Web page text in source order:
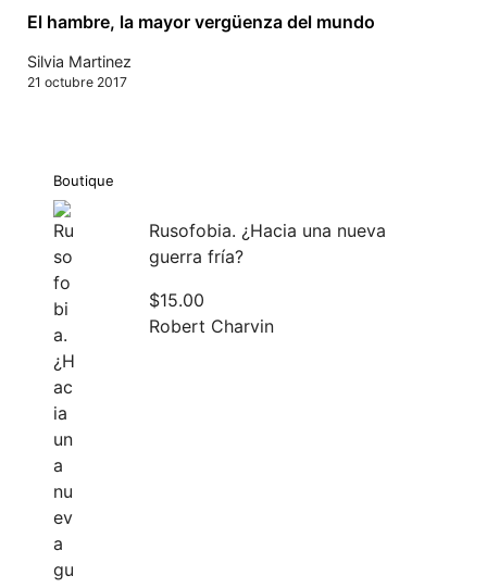
El hambre, la mayor vergüenza del mundo
Silvia Martinez
21 octubre 2017
Boutique
Rusofobia. ¿Hacia una nueva
guerra fría?
$15.00
Robert Charvin